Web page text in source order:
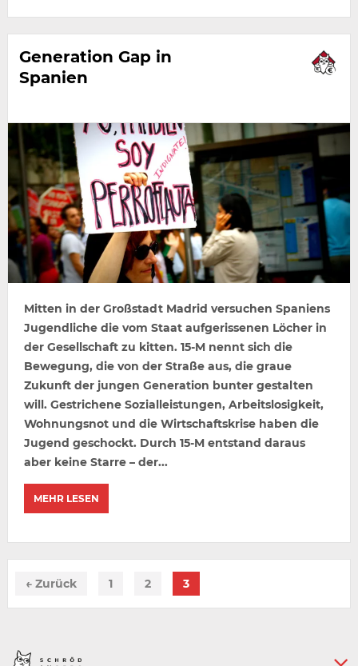
Generation Gap in
Spanien
Mitten in der Großstadt Madrid versuchen Spaniens
Jugendliche die vom Staat aufgerissenen Löcher in
der Gesellschaft zu kitten. 15-M nennt sich die
Bewegung, die von der Straße aus, die graue
Zukunft der jungen Generation bunter gestalten
will. Gestrichene Sozialleistungen, Arbeitslosigkeit,
Wohnungsnot und die Wirtschaftskrise haben die
Jugend geschockt. Durch 15-M entstand daraus
aber keine Starre – der...
MEHR LESEN
← Zurück 1 2 3